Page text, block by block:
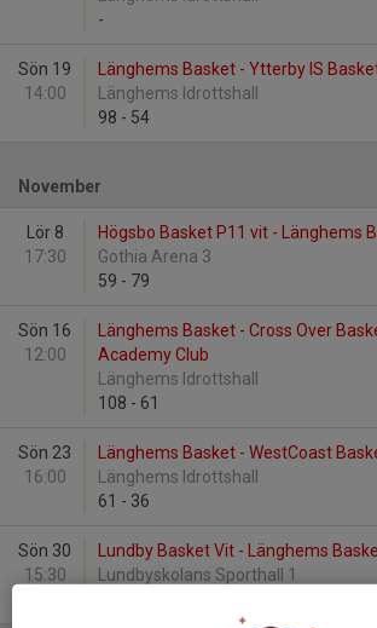
-
Sön 19
14:00
Länghems Basket - Ytterby IS
Länghems Idrottshall
98 - 54
November
Lör 8
17:30
Högsbo Basket P11 vit - Länghems
Gothia Arena 3
59 - 79
Sön 16
12:00
Länghems Basket - Cross Over
Academy Club
Länghems Idrottshall
108 - 61
Sön 23
16:00
Länghems Basket - WestCoast
Länghems Idrottshall
61 - 36
Sön 30
15:30
Lundby Basket Vit - Länghems
Lundbyskolans Sporthall 1